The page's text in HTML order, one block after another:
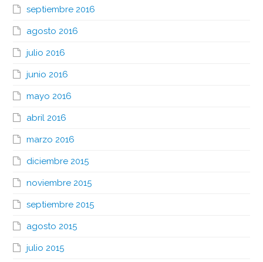
septiembre 2016
agosto 2016
julio 2016
junio 2016
mayo 2016
abril 2016
marzo 2016
diciembre 2015
noviembre 2015
septiembre 2015
agosto 2015
julio 2015